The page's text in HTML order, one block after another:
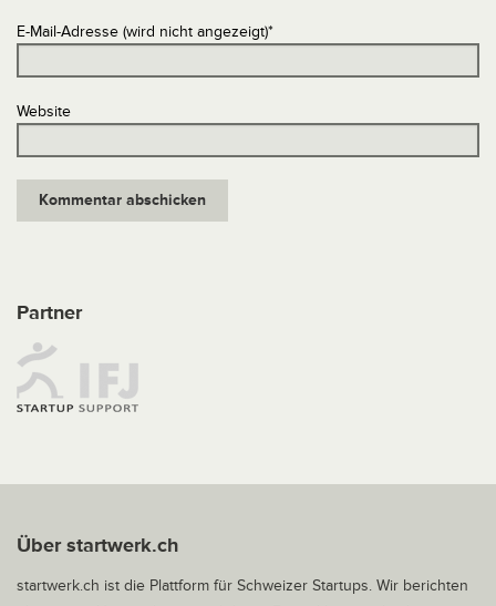
E-Mail-Adresse (wird nicht angezeigt)*
Website
Partner
Über startwerk.ch
startwerk.ch ist die Plattform für Schweizer Startups. Wir berichten